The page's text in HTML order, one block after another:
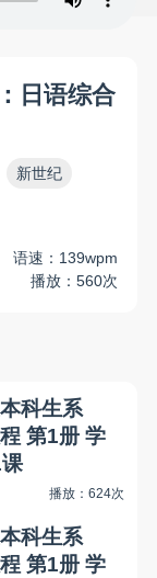
日语综合
新世纪
语速：139wpm
播放：560次
科生系
第1册 学
播放：624次
科生系
第1册 学